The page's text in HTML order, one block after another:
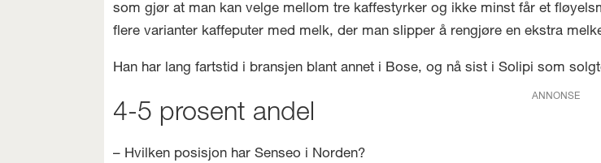
som gjør at man kan velge mellom tre kaffestyrker og ikke minst får et
flere varianter kaffeputer med melk, der man slipper å rengjøre en ekstra
Han har lang fartstid i bransjen blant annet i Bose, og nå sist i Solipi som
ANNONSE
4-5 prosent andel
– Hvilken posisjon har Senseo i Norden?